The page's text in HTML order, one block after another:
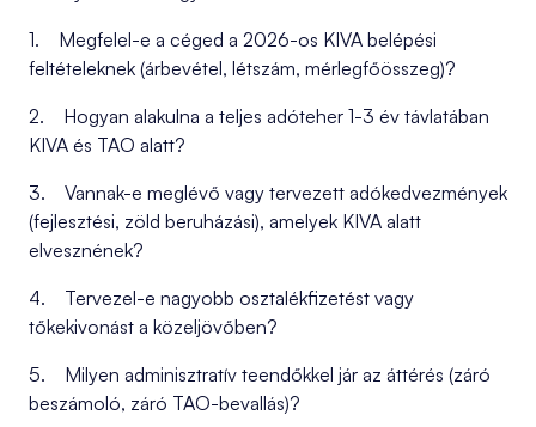
1. Megfelel-e a céged a 2026-os KIVA belépési
feltételeknek (árbevétel, létszám, mérlegfőösszeg)?
2. Hogyan alakulna a teljes adóteher 1-3 év távlatában
KIVA és TAO alatt?
3. Vannak-e meglévő vagy tervezett adókedvezmények
(fejlesztési, zöld beruházási), amelyek KIVA alatt
elvesznének?
4. Tervezel-e nagyobb osztalékfizetést vagy
tőkekivonást a közeljövőben?
5. Milyen adminisztratív teendőkkel jár az áttérés (záró
beszámoló, záró TAO-bevallás)?